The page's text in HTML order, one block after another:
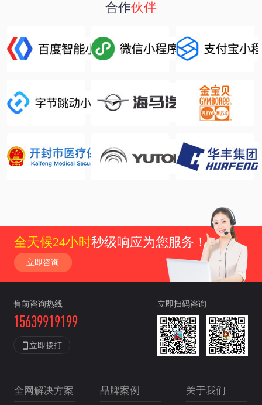
合作伙伴
全天候24小时秒级响应为您服务！
立即咨询
售前咨询热线
15639919199
 立即拨打
立即扫码咨询
全网解决方案 品牌案例 关于我们